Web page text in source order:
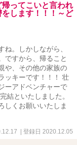
ってこいと言われ
します！！！～ど
。しかしながら、
ですから、帰ること
や、その他の家族の
ッキーです！！！ 壮
ーアドベンチャーで
結といたしました。
しくお願いいたしま
| 登録日 2020.12.05